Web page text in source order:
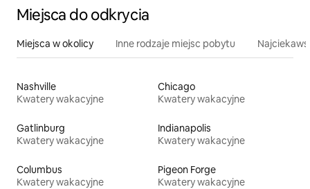
Miejsca do odkrycia
Miejsca w okolicy Inne rodzaje miejsc pobytu
Nashville
Kwatery wakacyjne
Chicago
Kwatery wakacyjne
Gatlinburg
Kwatery wakacyjne
Indianapolis
Kwatery wakacyjne
Columbus
Kwatery wakacyjne
Pigeon Forge
Kwatery wakacyjne